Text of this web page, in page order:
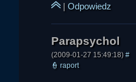
| Odpowiedz
(2009-01-27 15:49:18) #
👮 raport